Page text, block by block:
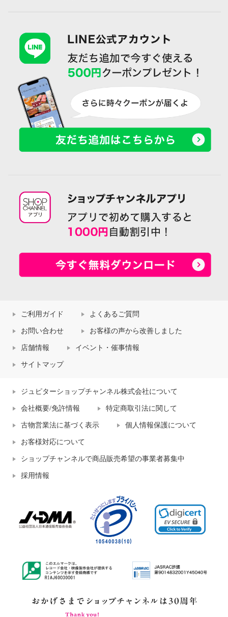
ご利用ガイド よくあるご質問
お問い合わせ お客様の声から改善しました
店舗情報 イベント・催事情報
サイトマップ
ジュピターショップチャンネル株式会社について
会社概要/免許情報 特定商取引法に関して
古物営業法に基づく表示 個人情報保護について
お客様対応について
ショップチャンネルで商品販売希望の事業者募集中
採用情報